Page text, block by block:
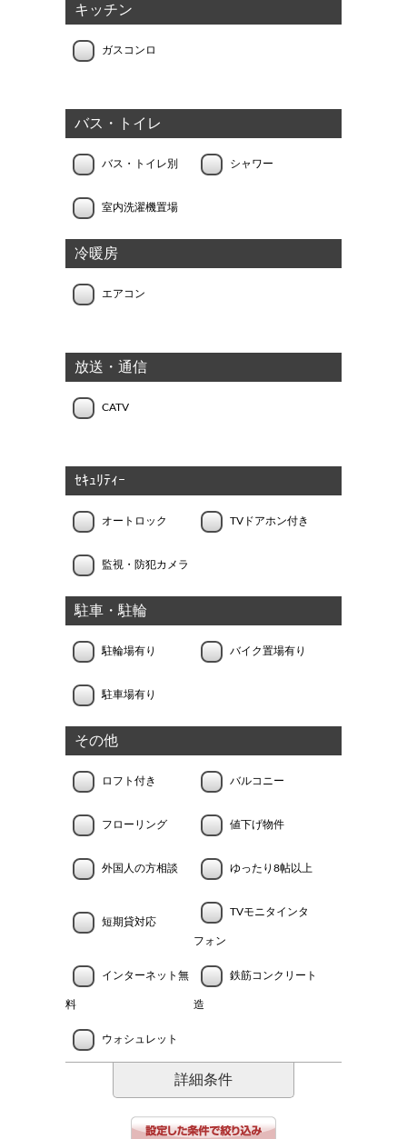
キッチン
ガスコンロ
バス・トイレ
バス・トイレ別 シャワー
室内洗濯機置場
冷暖房
エアコン
放送・通信
CATV
ｾｷｭﾘﾃｨｰ
オートロック TVドアホン付き
監視・防犯カメラ
駐車・駐輪
駐輪場有り バイク置場有り
駐車場有り
その他
ロフト付き バルコニー
フローリング 値下げ物件
外国人の方相談 ゆったり8帖以上
短期貸対応
TVモニタインタ
フォン
インターネット無
料
鉄筋コンクリート
造
ウォシュレット